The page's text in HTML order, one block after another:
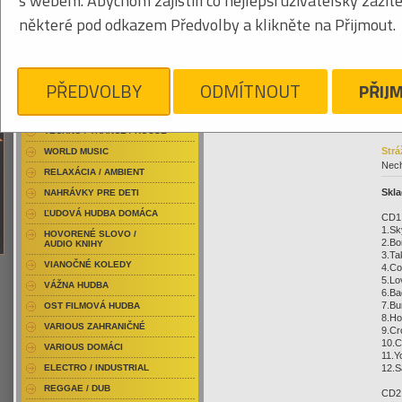
RAP / HIP HOP DOMÁCI
RAP / HIP HOP ZAHRANIČNÝ
DVD / HUDBA
PUNK / HARDCORE
TECHNO / TRANCE / HOUSE
WORLD MUSIC
RELAXÁCIA / AMBIENT
NAHRÁVKY PRE DETI
ĽUDOVÁ HUDBA DOMÁCA
HOVORENÉ SLOVO /
AUDIO KNIHY
VIANOČNÉ KOLEDY
VÁŽNA HUDBA
OST FILMOVÁ HUDBA
VARIOUS ZAHRANIČNÉ
VARIOUS DOMÁCI
ELECTRO / INDUSTRIAL
REGGAE / DUB
některé pod odkazem Předvolby a klikněte na Přijmout.
PŘEDVOLBY ODMÍTNOUT